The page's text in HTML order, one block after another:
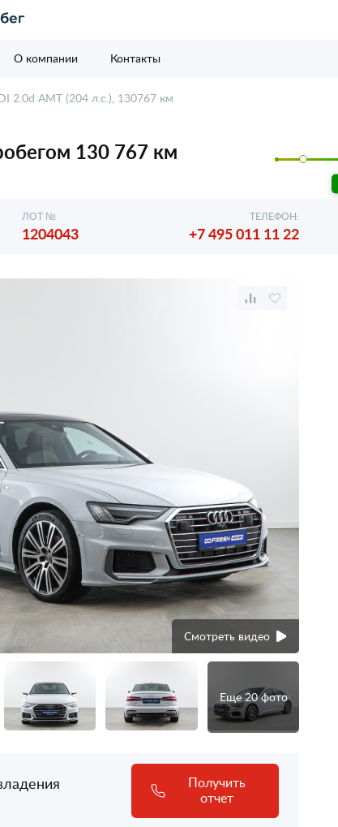
О компании Контакты
2.0d AMT (204 л.с.), 130767 км
130 767 км
ЛОТ №
1204043
ТЕЛЕФОН:
+7 495 011 11 22
Смотреть видео
Еще 20 фото
Получить
отчет